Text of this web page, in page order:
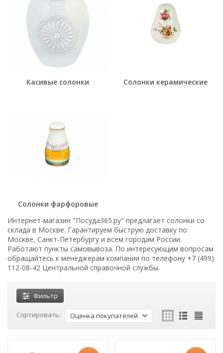
Касивые солонки Солонки керамические
Солонки фарфоровые
Интернет-магазин "Посуда365.ру" предлагает солонки со
склада в Москве. Гарантируем быструю доставку по
Москве, Санкт-Петербургу и всем городам России.
Работают пункты самовывоза. По интересующим вопросам
обращайтесь к менеджерам компании по телефону +7 (499)
112-08-42 Центральной справочной службы.
Фильтр
Сортировать: Оценка покупателей